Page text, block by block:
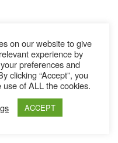
Flow“ // Video
Pimp Interview
on our website to give
experience by
preferences and
clicking “Accept”, you
use of ALL the cookies.
ACCEPT